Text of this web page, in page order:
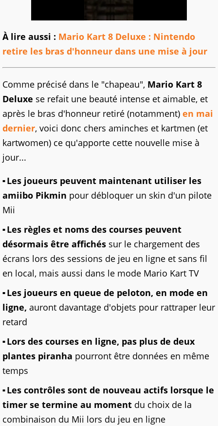
À lire aussi : Mario Kart 8 Deluxe : Nintendo
retire les bras d'honneur dans une mise à jour
Comme précisé dans le "chapeau", Mario Kart 8
Deluxe se refait une beauté intense et aimable, et
après le bras d'honneur retiré (notamment) en mai
dernier, voici donc chers aminches et kartmen (et
kartwomen) ce qu'apporte cette nouvelle mise à
jour...
Les joueurs peuvent maintenant utiliser les
amiibo Pikmin pour débloquer un skin d'un pilote
Mii
Les règles et noms des courses peuvent
désormais être affichés sur le chargement des
écrans lors des sessions de jeu en ligne et sans fil
en local, mais aussi dans le mode Mario Kart TV
Les joueurs en queue de peloton, en mode en
ligne, auront davantage d'objets pour rattraper leur
retard
Lors des courses en ligne, pas plus de deux
plantes piranha pourront être données en même
temps
Les contrôles sont de nouveau actifs lorsque le
timer se termine au moment du choix de la
combinaison du Mii lors du jeu en ligne